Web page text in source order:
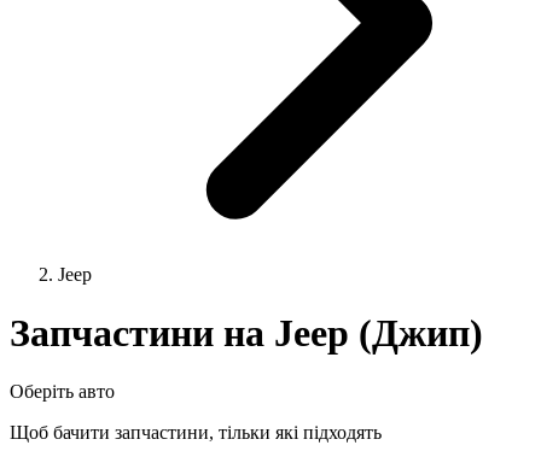
Jeep
Запчастини на Jeep (Джип)
Оберіть авто
Щоб бачити запчастини, тільки які підходять